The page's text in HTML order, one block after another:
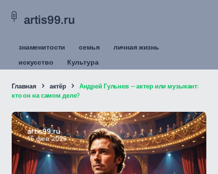
artis99.ru
знаменитости семья
личная жизнь
искусство
Культура
Главная актёр
Андрей Гульнев — актер или музыкант:
кто он на самом деле?
artis99.ru
16 фев 2026